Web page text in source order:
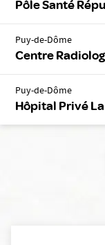
Pôle Santé
Puy-de-Dôme
Centre
Puy-de-Dôme
Hôpital Privé